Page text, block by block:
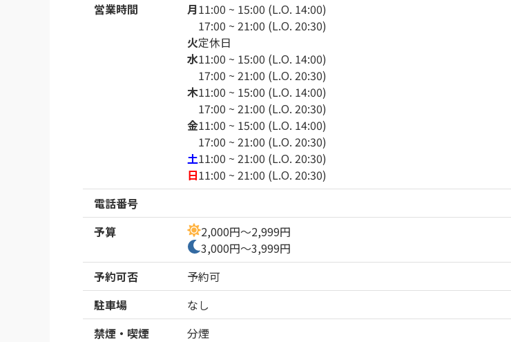
営業時間 月11:00 ~ 15:00 (L.O. 14:00)
17:00 ~ 21:00 (L.O. 20:30)
火定休日
水11:00 ~ 15:00 (L.O. 14:00)
17:00 ~ 21:00 (L.O. 20:30)
木11:00 ~ 15:00 (L.O. 14:00)
17:00 ~ 21:00 (L.O. 20:30)
金11:00 ~ 15:00 (L.O. 14:00)
17:00 ~ 21:00 (L.O. 20:30)
土11:00 ~ 21:00 (L.O. 20:30)
日11:00 ~ 21:00 (L.O. 20:30)
電話番号
予算
2,000円～2,999円
3,000円～3,999円
予約可否
予約可
駐車場
なし
禁煙・喫煙
分煙